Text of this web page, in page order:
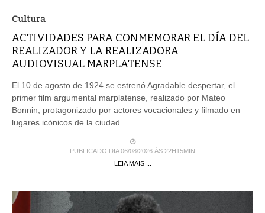
Cultura
ACTIVIDADES PARA CONMEMORAR EL DÍA DEL
REALIZADOR Y LA REALIZADORA
AUDIOVISUAL MARPLATENSE
El 10 de agosto de 1924 se estrenó Agradable despertar, el
primer film argumental marplatense, realizado por Mateo
Bonnin, protagonizado por actores vocacionales y filmado en
lugares icónicos de la ciudad.
PUBLICADO DIA 06/08/2026 ÀS 22H15MIN
LEIA MAIS ...